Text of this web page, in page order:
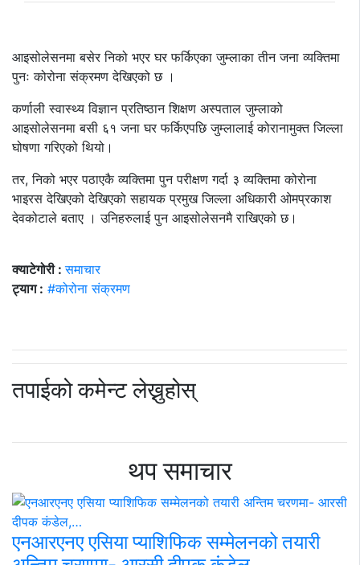
आइसोलेसनमा बसेर निको भएर घर फर्किएका जुम्लाका तीन जना व्यक्तिमा
पुनः कोरोना संक्रमण देखिएको छ ।
कर्णाली स्वास्थ्य विज्ञान प्रतिष्ठान शिक्षण अस्पताल जुम्लाको
आइसोलेसनमा बसी ६१ जना घर फर्किएपछि जुम्लालाई कोरानामुक्त जिल्ला
घोषणा गरिएको थियो।
तर, निको भएर पठाएकै व्यक्तिमा पुन परीक्षण गर्दा ३ व्यक्तिमा कोरोना
भाइरस देखिएको देखिएको सहायक प्रमुख जिल्ला अधिकारी ओमप्रकाश
देवकोटाले बताए । उनिहरुलाई पुन आइसोलेसनमै राखिएको छ।
क्याटेगोरी :समाचार
ट्याग : #कोरोना संक्रमण
तपाईको कमेन्ट लेख्नुहोस्
थप समाचार
एनआरएनए एसिया प्याशिफिक सम्मेलनको तयारी